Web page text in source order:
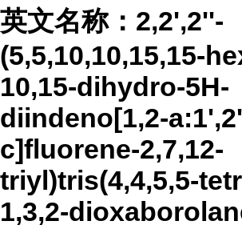
英文名称： 2,2',2''-
(5,5,10,10,15,15-
10,15-dihydro-5H-
diindeno[1,2-
c]fluorene-2,7,12-
triyl)tris(4,4,5,5-
1,3,2-